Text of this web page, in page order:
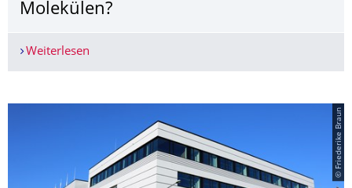
Molekülen?
Weiterlesen
© Friederike Braun